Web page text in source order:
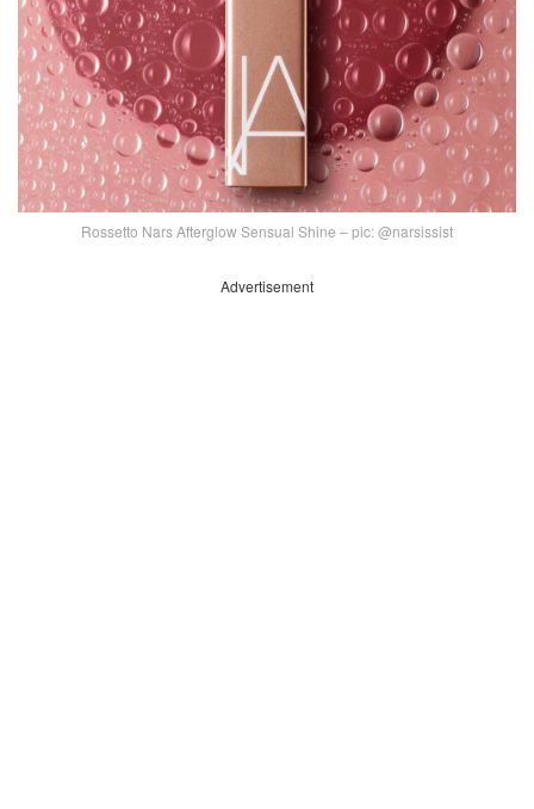
Rossetto Nars Afterglow Sensual Shine – pic: @narsissist
Advertisement